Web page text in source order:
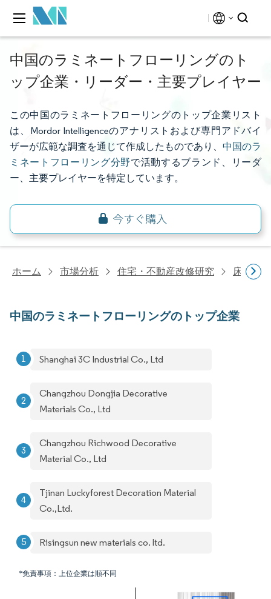
中国のラミネートフローリングのト
ップ企業・リーダー・主要プレイヤー
この中国のラミネートフローリングのトップ企業リスト
は、Mordor Intelligenceのアナリストおよび専門アドバイ
ザーが広範な調査を通じて作成したものであり、 中国のラ
ミネートフローリング分野で活動するブランド、リーダ
ー、主要プレイヤーを特定しています。
ホーム 市場分析 住宅・不動産改修研究 床材研究
中国のラミネートフローリングのトップ企業
Shanghai 3C Industrial Co., Ltd
Changzhou Dongjia Decorative
Materials Co., Ltd
Changzhou Richwood Decorative
Material Co., Ltd
Tjinan Luckyforest Decoration Material
Co.,Ltd.
Risingsun new materials co. ltd.
*免責事項：上位企業は順不同